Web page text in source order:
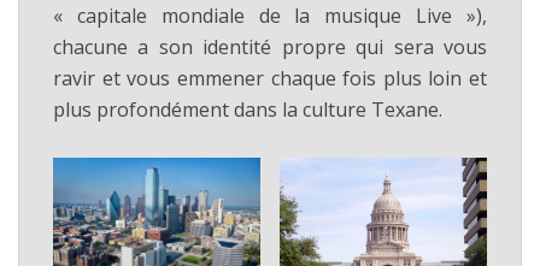
« capitale mondiale de la musique Live »),
chacune a son identité propre qui sera vous
ravir et vous emmener chaque fois plus loin et
plus profondément dans la culture Texane.